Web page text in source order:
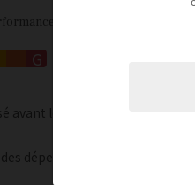
énergétique
G
avant le 1er juillet 2021
dépenses annuelles